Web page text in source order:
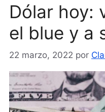
Dólar hoy:
el blue y a
22 marzo, 2022 por